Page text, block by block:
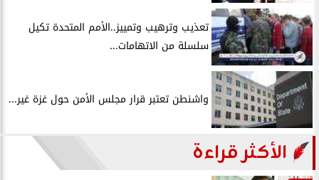
تعذيب وترهيب وتمييز..الأمم المتحدة تكيل
سلسلة من الاتهامات...
واشنطن تعتبر قرار مجلس الأمن حول غزة غير...
الأكثر قراءة